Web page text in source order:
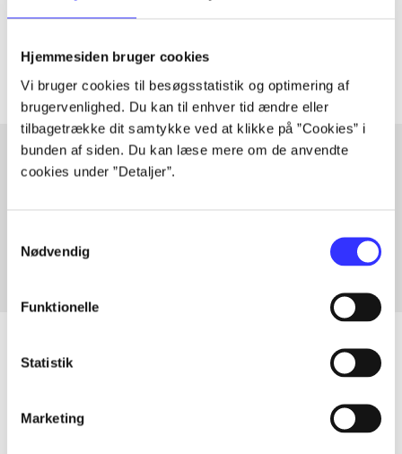
Hjemmesiden bruger cookies
Vi bruger cookies til besøgsstatistik og optimering af
brugervenlighed. Du kan til enhver tid ændre eller
tilbagetrække dit samtykke ved at klikke på ”Cookies” i
bunden af siden. Du kan læse mere om de anvendte
cookies under ”Detaljer”.
Nødvendig
Funktionelle
Statistik
Marketing
Alle registrerede artikler fordelt på udgivelser